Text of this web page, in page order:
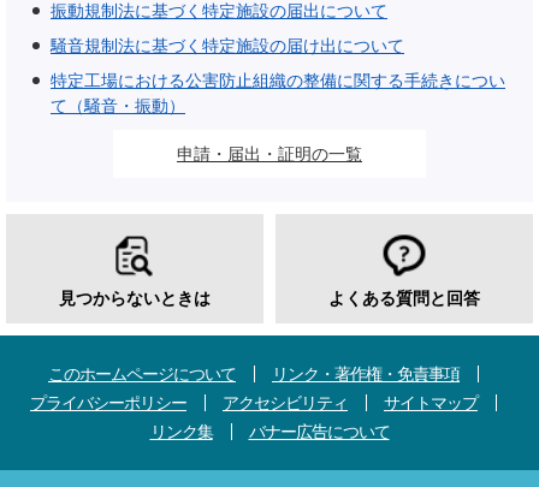
振動規制法に基づく特定施設の届出について
騒音規制法に基づく特定施設の届け出について
特定工場における公害防止組織の整備に関する手続きについ
て（騒音・振動）
申請・届出・証明の一覧
見つからないときは よくある質問と回答
このホームページについて
リンク・著作権・免責事項
プライバシーポリシー
アクセシビリティ
サイトマップ
リンク集
バナー広告について